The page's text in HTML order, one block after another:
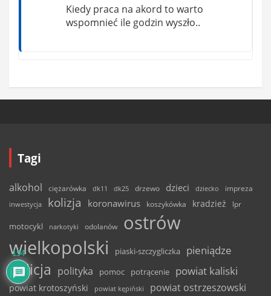
Kiedy praca na akord to warto
wspomnieć ile godzin wyszło..
Tagi
alkohol ciężarówka dk11 dk25 drzewo dzieci dziecko
impreza
inwestycja
kolizja koronawirus koszykówka kradzież lpr
motocykl narkotyki odolanów
ostrów
wielkopolski
piaski-szczygliczka pieniądze
policja polityka pomoc potrącenie powiat kaliski
powiat krotoszyński powiat kępiński powiat ostrzeszowski
154